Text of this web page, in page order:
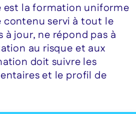
est la formation uniforme
contenu servi à tout le
à jour, ne répond pas à
au risque et aux
doit suivre les
et le profil de